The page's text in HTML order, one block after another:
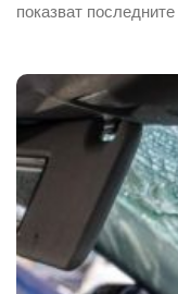
показват